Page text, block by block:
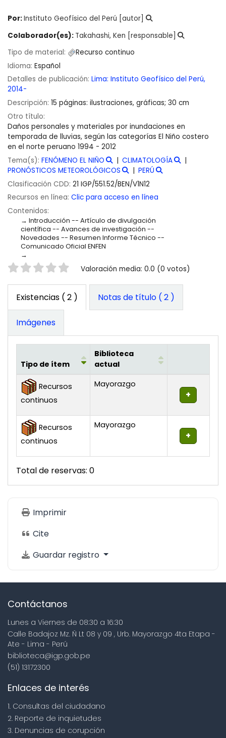
Por:Instituto Geofísico del Perú [autor]
Colaborador(es): Takahashi, Ken [responsable]
Tipo de material:
Recurso continuo
Idioma: Español
Detalles de publicación: Lima: Instituto Geofísico del Perú,
2014-
Descripción: 15 páginas: ilustraciones, gráficas; 30 cm
Otro título:
Daños personales y materiales por inundaciones en
temporada de lluvias, según las categorías El Niño costero
en el norte peruano 1994 - 2012
Tema(s): FENÓMENO EL NIÑO
CLIMATOLOGÍA
PRONÓSTICOS METEOROLÓGICOS
PERÚ
Clasificación CDD: 21 IGP/551.52/BEN/V1N12
Recursos en línea: Clic para acceso en línea
Contenidos:
Introducción -- Artículo de divulgación
científica -- Avances de investigación --
Novedades -- Resumen Informe Técnico --
Comunicado Oficial ENFEN
Valoración Valoración media: 0.0 (0 votos)
Existencias ( 2 ) Notas de título ( 2 )
Imágenes
Existencias
Tipo de ítem
Biblioteca
actual
Recursos
continuos
Mayorazgo
Recursos
continuos
Mayorazgo
Total de reservas: 0
Imprimir
Cite
Guardar registro
Contáctanos
Lunes a Viernes de 08:30 a 16:30
Calle Badajoz Mz. Ñ Lt 08 y 09 , Urb. Mayorazgo 4ta Etapa -
Ate - Lima - Perú
biblioteca@igp.gob.pe
(51) 13172300
Enlaces de interés
1. Consultas del ciudadano
2. Reporte de inquietudes
3. Denuncias de corupción